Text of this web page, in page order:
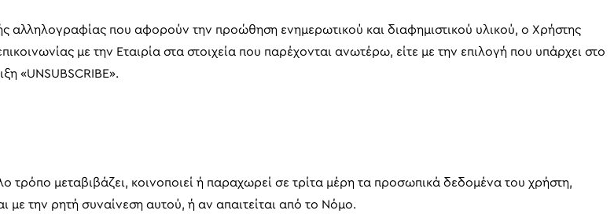
αλληλογραφίας που αφορούν την προώθηση ενημερωτικού και διαφημιστικού υλικού, ο Χρήστης
με την Εταιρία στα στοιχεία που παρέχονται ανωτέρω, είτε με την επιλογή που υπάρχει στο
«UNSUBSCRIBE».
τρόπο μεταβιβάζει, κοινοποιεί ή παραχωρεί σε τρίτα μέρη τα προσωπικά δεδομένα του χρήστη,
την ρητή συναίνεση αυτού, ή αν απαιτείται από το Νόμο.